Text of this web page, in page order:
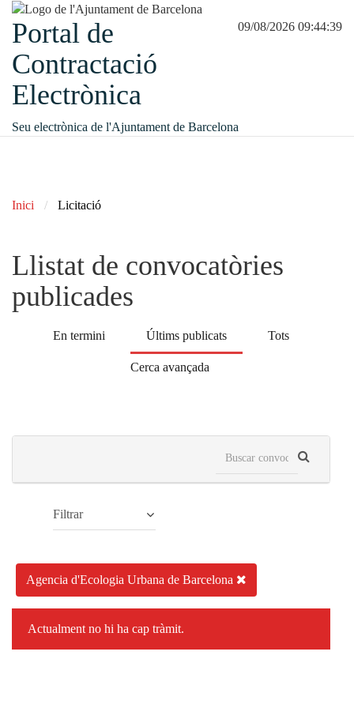
09/08/2026 09:44:39
Portal de
Contractació
Electrònica
Seu electrònica de l'Ajuntament de Barcelona
Inici Licitació
Llistat de convocatòries
publicades
En termini Últims publicats Tots
Cerca avançada
Filtrar
Agencia d'Ecologia Urbana de Barcelona
Actualment no hi ha cap tràmit.